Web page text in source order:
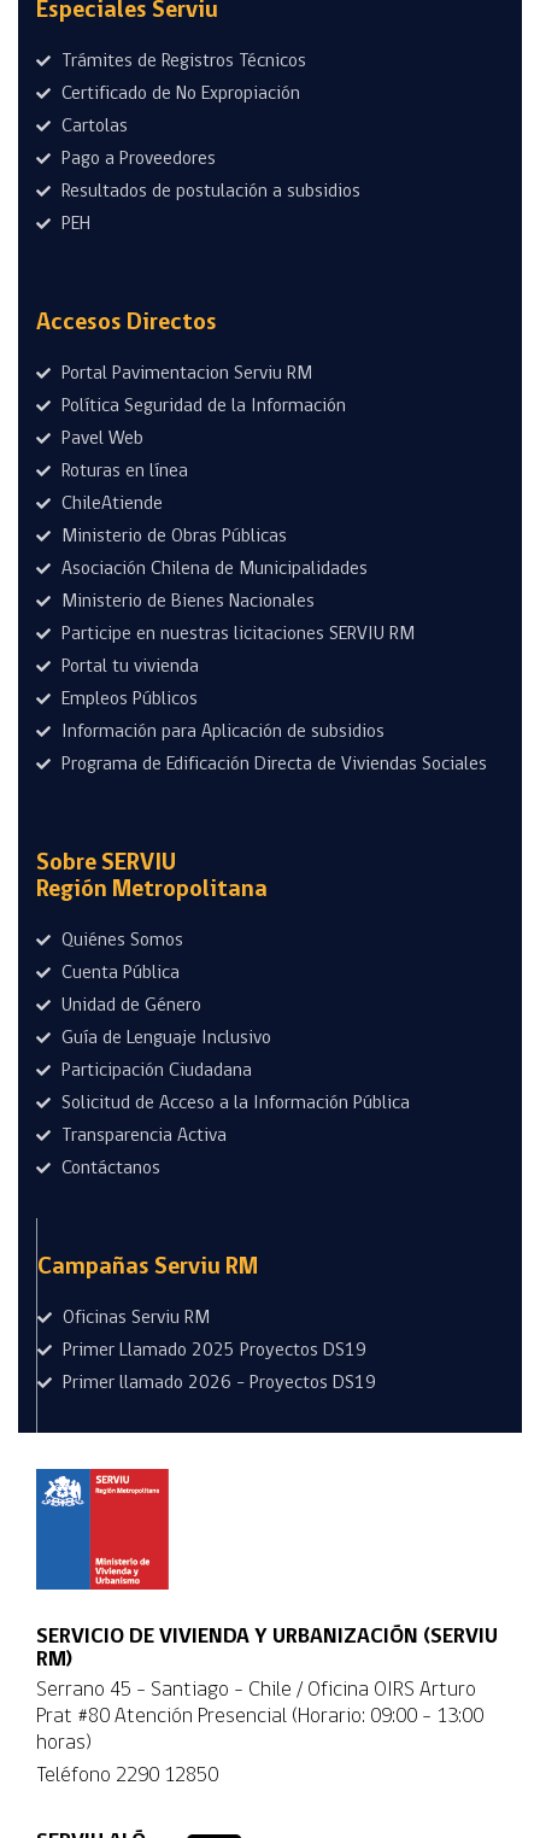
Especiales Serviu
Trámites de Registros Técnicos
Certificado de No Expropiación
Cartolas
Pago a Proveedores
Resultados de postulación a subsidios
PEH
Accesos Directos
Portal Pavimentacion Serviu RM
Política Seguridad de la Información
Pavel Web
Roturas en línea
ChileAtiende
Ministerio de Obras Públicas
Asociación Chilena de Municipalidades
Ministerio de Bienes Nacionales
Participe en nuestras licitaciones SERVIU RM
Portal tu vivienda
Empleos Públicos
Información para Aplicación de subsidios
Programa de Edificación Directa de Viviendas Sociales
Sobre SERVIU
Región Metropolitana
Quiénes Somos
Cuenta Pública
Unidad de Género
Guía de Lenguaje Inclusivo
Participación Ciudadana
Solicitud de Acceso a la Información Pública
Transparencia Activa
Contáctanos
Campañas Serviu RM
Oficinas Serviu RM
Primer Llamado 2025 Proyectos DS19
Primer llamado 2026 - Proyectos DS19
SERVICIO DE VIVIENDA Y URBANIZACIÓN (SERVIU
RM)
Serrano 45 - Santiago - Chile / Oficina OIRS Arturo
Prat #80 Atención Presencial (Horario: 09:00 - 13:00
horas)
Teléfono 2290 12850